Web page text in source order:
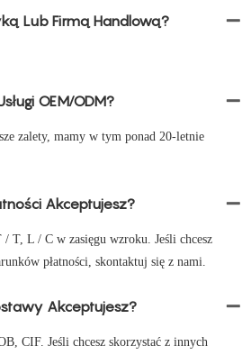
Lub Firmą Handlową?
OEM/ODM?
zalety, mamy w tym ponad 20-letnie
Akceptujesz?
T, L / C w zasięgu wzroku. Jeśli chcesz
płatności, skontaktuj się z nami.
Akceptujesz?
CIF. Jeśli chcesz skorzystać z innych